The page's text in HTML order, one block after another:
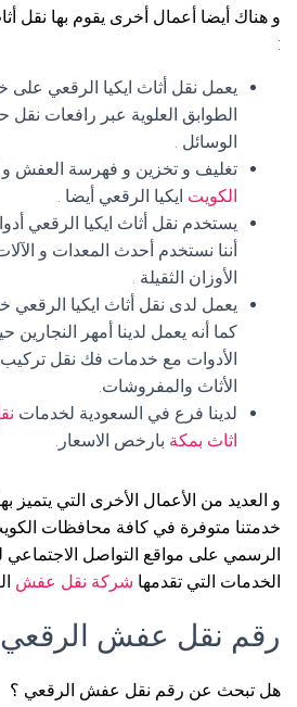
و هناك أيضا أعمال أخرى يقوم بها نقل
:
يعمل نقل أثاث ايكيا الرقعي
الطوابق العلوية عبر رافعات نقل
الوسائل .
تغليف و تخزين و فهرسة العفش و
الكويت ايكيا الرقعي أيضا .
يستخدم نقل أثاث ايكيا الرقعي
أننا نستخدم أحدث المعدات و
الأوزان الثقيلة .
يعمل لدى نقل أثاث ايكيا الرقعي
كما أنه يعمل لدينا أمهر
الأدوات مع خدمات فك نقل
الأثاث والمفروشات.
لدينا فرع في السعودية لخدمات
اثاث بمكة بارخص الاسعار.
و العديد من الأعمال الأخرى التي يتميز
خدمتنا متوفرة في كافة محافظات
الرسمي على مواقع التواصل
الخدمات التي تقدمها شركة نقل عفش
رقم نقل عفش الرقعي
هل تبحث عن رقم نقل عفش الرقعي ؟